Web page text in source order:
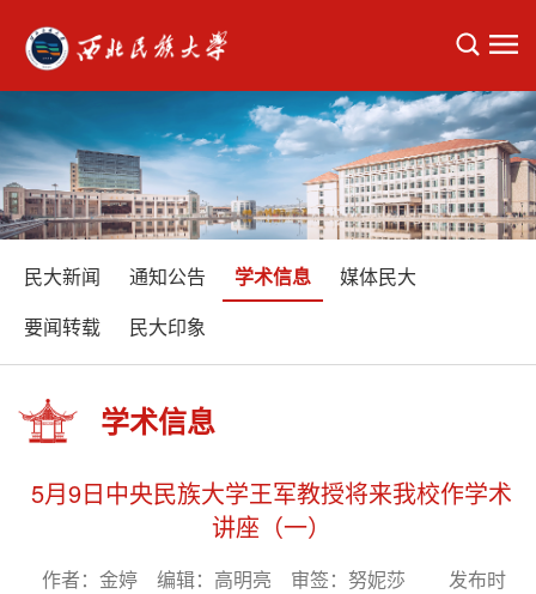
民大新闻 通知公告 学术信息
媒体民大
要闻转载
民大印象
学术信息
5月9日中央民族大学王军教授将来我校作学术
讲座（一）
作者：金婷 编辑：高明亮 审签：努妮莎
发布时